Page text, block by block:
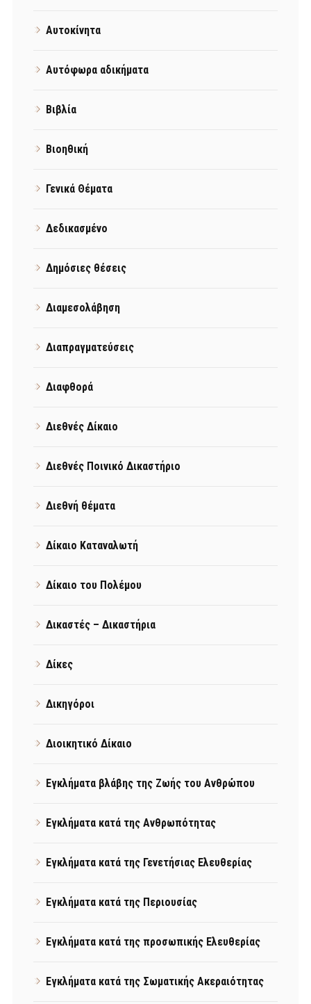
Αυτοκίνητα
Αυτόφωρα αδικήματα
Βιβλία
Βιοηθική
Γενικά Θέματα
Δεδικασμένο
Δημόσιες θέσεις
Διαμεσολάβηση
Διαπραγματεύσεις
Διαφθορά
Διεθνές Δίκαιο
Διεθνές Ποινικό Δικαστήριο
Διεθνή θέματα
Δίκαιο Καταναλωτή
Δίκαιο του Πολέμου
Δικαστές – Δικαστήρια
Δίκες
Δικηγόροι
Διοικητικό Δίκαιο
Εγκλήματα βλάβης της Ζωής του Ανθρώπου
Εγκλήματα κατά της Ανθρωπότητας
Εγκλήματα κατά της Γενετήσιας Ελευθερίας
Εγκλήματα κατά της Περιουσίας
Εγκλήματα κατά της προσωπικής Ελευθερίας
Εγκλήματα κατά της Σωματικής Ακεραιότητας